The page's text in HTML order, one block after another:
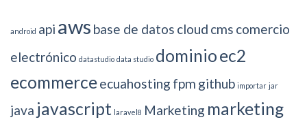
android api aws base de datos cloud cms comercio
electrónico datastudio data studio dominioec2
ecommerceecuahosting fpm github importar jar
java javascript laravel8 Marketing marketing